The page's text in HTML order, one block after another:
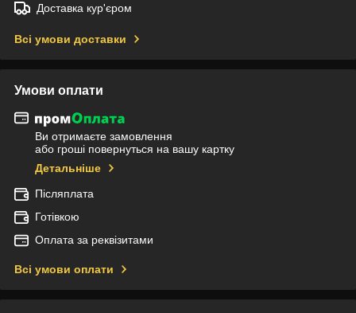
Доставка кур'єром
Всі умови доставки
Умови оплати
Ви отримаєте замовлення
або гроші повернуться на вашу картку
Детальніше
Післяплата
Готівкою
Оплата за реквізитами
Всі умови оплати